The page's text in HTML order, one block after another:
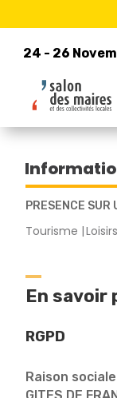
24 - 26
24 - 26
Retour à la
GITES
PRESENCE SUR
Tourisme
En savoir
RGPD
Raison sociale